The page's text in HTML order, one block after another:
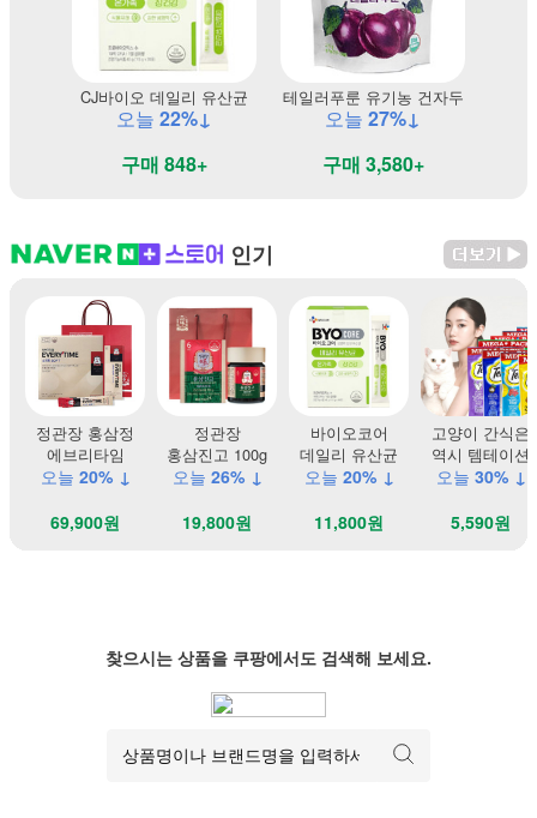
CJ바이오 데일리 유산균
오늘 22%↓
구매 848+
테일러푸룬 유기농 건자두
오늘 27%↓
구매 3,580+
인기
정관장 홍삼정
에브리타임
오늘 20% ↓
69,900원
정관장
홍삼진고 100g
오늘 26% ↓
19,800원
바이오코어
데일리 유산균
오늘 20% ↓
11,800원
고양이 간식은
역시 템테이션
오늘 30% ↓
5,590원
찾으시는 상품을 쿠팡에서도 검색해 보세요.